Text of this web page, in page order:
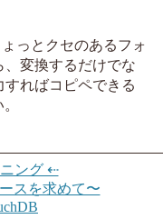
っとクセのあるフォ
変換するだけでな
すればコピペできる
ング ⇠
スを求めて〜